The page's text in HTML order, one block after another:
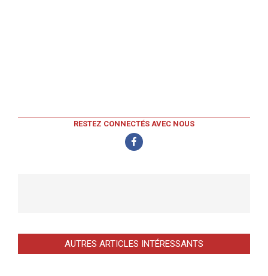
RESTEZ CONNECTÉS AVEC NOUS
AUTRES ARTICLES INTÉRESSANTS